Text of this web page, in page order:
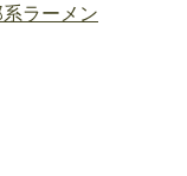
ラーメン